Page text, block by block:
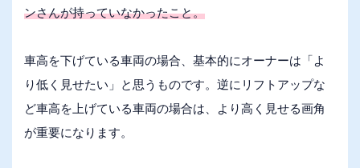
ンさんが持っていなかったこと。
車高を下げている車両の場合、基本的にオーナーは「よ
り低く見せたい」と思うものです。逆にリフトアップな
ど車高を上げている車両の場合は、より高く見せる画角
が重要になります。